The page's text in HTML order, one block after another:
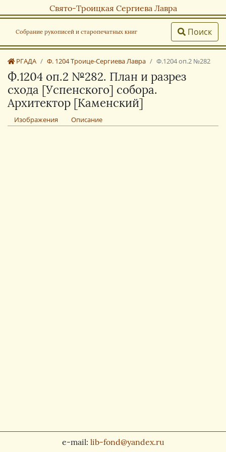
Свято-Троицкая Сергиева Лавра
Собрание рукописей и старопечатных книг Поиск
РГАДА Ф. 1204 Троице-Сергиева Лавра Ф.1204 оп.2 №282
Ф.1204 оп.2 №282. План и разрез
схода [Успенского] собора.
Архитектор [Каменский]
Изображения Описание
e-mail: lib-fond@yandex.ru